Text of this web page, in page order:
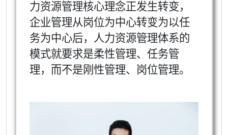
力资源管理核心理念正发生转变，
企业管理从岗位为中心转变为以任
务为中心后，人力资源管理体系的
模式就要求是柔性管理、任务管
理，而不是刚性管理、岗位管理。